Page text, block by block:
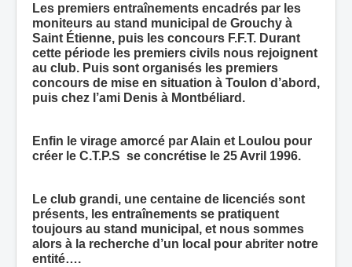
Les premiers entraînements encadrés par les
moniteurs au stand municipal de Grouchy à
Saint Étienne, puis les concours F.F.T. Durant
cette période les premiers civils nous rejoignent
au club. Puis sont organisés les premiers
concours de mise en situation à Toulon d’abord,
puis chez l’ami Denis à Montbéliard.
Enfin le virage amorcé par Alain et Loulou pour
créer le C.T.P.S se concrétise le 25 Avril 1996.
Le club grandi, une centaine de licenciés sont
présents, les entraînements se pratiquent
toujours au stand municipal, et nous sommes
alors à la recherche d’un local pour abriter notre
entité….